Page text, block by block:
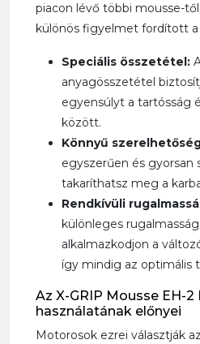
piacon lévő többi mousse-
különös figyelmet fordított a
Speciális összetétel:
anyagösszetétel
egyensúlyt a tartósság
között.
Könnyű
egyszerűen és gyorsan
takaríthatsz meg a
Rendkívüli
különleges
alkalmazkodjon a
így mindig az optimális
Az X-GRIP Mousse EH-2
használatának előnyei
Motorosok ezrei választják